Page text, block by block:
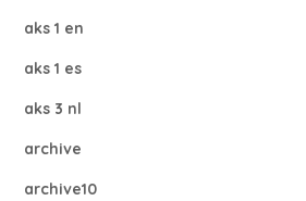
aks 1 en
aks 1 es
aks 3 nl
archive
archive10